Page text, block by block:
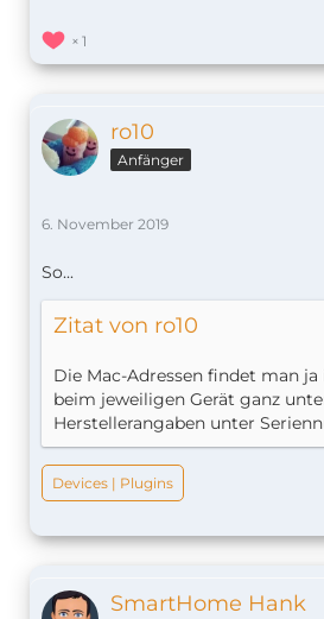
1
ro10
Anfänger
6. November 2019
So...
Zitat von ro10
Die Mac-Adressen findet man
beim jeweiligen Gerät ganz
Herstellerangaben unter
Devices | Plugins
SmartHome Hank